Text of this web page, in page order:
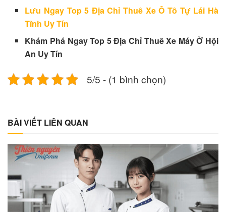
Lưu Ngay Top 5 Địa Chỉ Thuê Xe Ô Tô Tự Lái Hà
Tĩnh Uy Tín
Khám Phá Ngay Top 5 Địa Chỉ Thuê Xe Máy Ở Hội
An Uy Tín
5/5 - (1 bình chọn)
BÀI VIẾT LIÊN QUAN